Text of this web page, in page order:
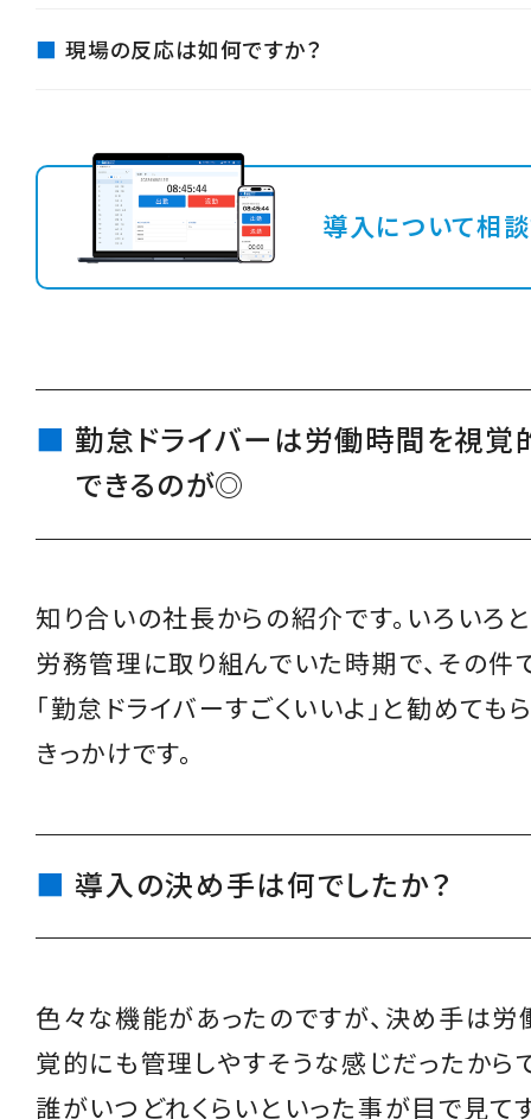
現場の反応は如何ですか？
導入について相
勤怠ドライバーは労働時間を視覚
できるのが◎
知り合いの社長からの紹介です。いろいろ
労務管理に取り組んでいた時期で、その件
「勤怠ドライバーすごくいいよ」と勧めても
きっかけです。
導入の決め手は何でしたか？
色々な機能があったのですが、決め手は
覚的にも管理しやすそうな感じだったから
誰がいつどれくらいといった事が目で見て